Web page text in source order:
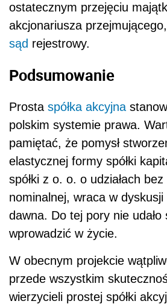
ostatecznym przejęciu
akcjonariusza
sąd rejestrowy.
Podsumowanie
Prosta spółka akcyjna
polskim systemie prawa.
pamiętać, że pomysł
elastycznej formy spółki
spółki z o. o. o udziałach
nominalnej, wraca w dyskusji
dawna. Do tej pory nie udało
wprowadzić w życie.
W obecnym projekcie
przede wszystkim
wierzycieli prostej spółki